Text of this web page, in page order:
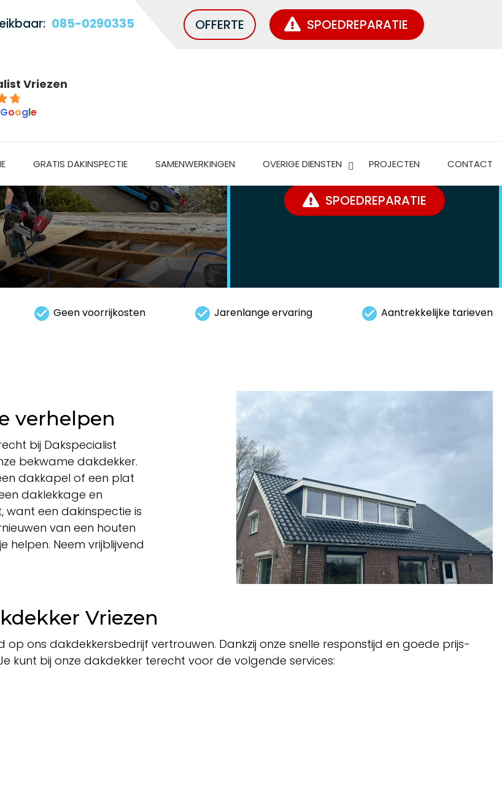
085-0290335 OFFERTE SPOEDREPARATIE
Vriezen
Google
GRATIS DAKINSPECTIE SAMENWERKINGEN OVERIGE DIENSTEN PROJECTEN CONTACT
SPOEDREPARATIE
Geen voorrijkosten Jarenlange ervaring Aantrekkelijke tarieven
verhelpen
bij Dakspecialist
bekwame dakdekker.
dakkapel of een plat
daklekkage en
een dakinspectie is
van een houten
helpen. Neem vrijblijvend
Vriezen
op ons dakdekkersbedrijf vertrouwen. Dankzij onze snelle responstijd en goede prijs-
kunt bij onze dakdekker terecht voor de volgende services: